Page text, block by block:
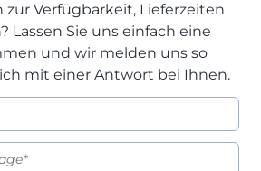
zur Verfügbarkeit, Lieferzeiten
Lassen Sie uns einfach eine
und wir melden uns so
mit einer Antwort bei Ihnen.